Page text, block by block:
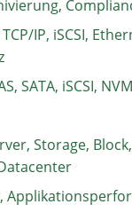
IP, iSCSI,
SATA, iSCSI,
Storage,